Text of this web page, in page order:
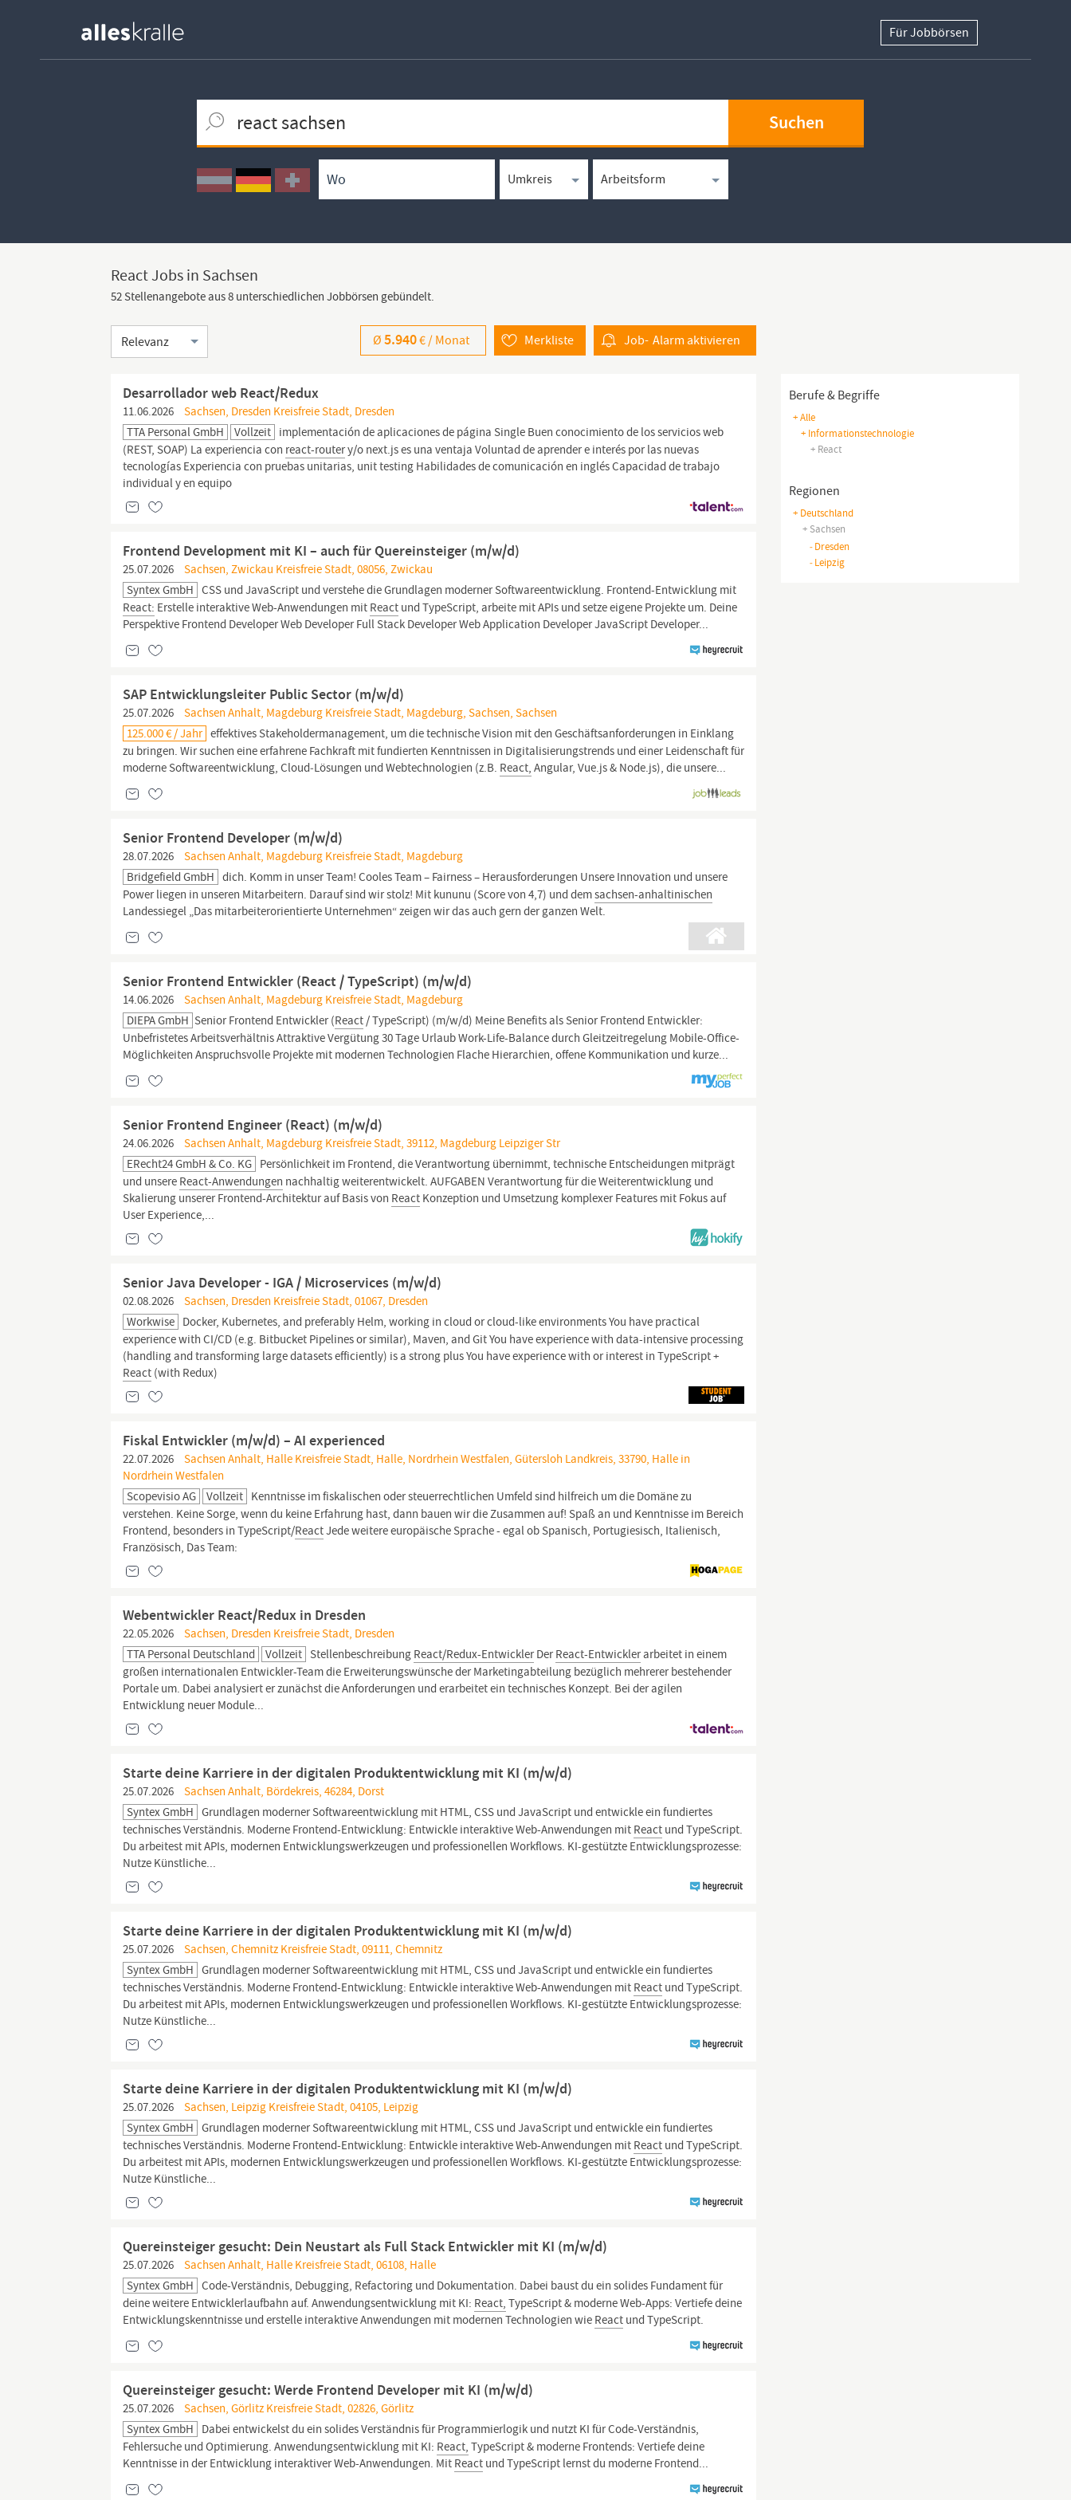
Für Jobbörsen
Ortssuche
Umkreissuche
Arbeitsform
Berufe & Begriffe
+ Alle
+ Informationstechnologie
+ React
Regionen
+ Deutschland
+ Sachsen
-Dresden
-Leipzig
React Jobs in Sachsen
52 Stellenangebote aus 8 unterschiedlichen Jobbörsen gebündelt.
Sortierung Job- Alarmaktivieren
Merkliste
Ø5.940€ / Monat
Desarrollador web React/Redux
11.06.2026
Sachsen, Dresden Kreisfreie Stadt, Dresden
TTA Personal GmbH
Vollzeit implementación de aplicaciones de página Single Buen conocimiento de los servicios web
(REST, SOAP) La experiencia con react-routery/o next.js es una ventaja Voluntad de aprender e interés por las nuevas
tecnologías Experiencia con pruebas unitarias, unit testing Habilidades de comunicación en inglés Capacidad de trabajo
individual y en equipo
Frontend Development mit KI – auch für Quereinsteiger (m/w/d)
25.07.2026
Sachsen, Zwickau Kreisfreie Stadt, 08056, Zwickau
Syntex GmbH CSS und JavaScript und verstehe die Grundlagen moderner Softwareentwicklung. Frontend-Entwicklung mit
React: Erstelle interaktive Web-Anwendungen mit React und TypeScript, arbeite mit APIs und setze eigene Projekte um. Deine
Perspektive Frontend Developer Web Developer Full Stack Developer Web Application Developer JavaScript Developer...
SAP Entwicklungsleiter Public Sector (m/w/d)
25.07.2026
Sachsen Anhalt, Magdeburg Kreisfreie Stadt, Magdeburg, Sachsen, Sachsen
125.000 € / Jahr effektives Stakeholdermanagement, um die technische Vision mit den Geschäftsanforderungen in Einklang
zu bringen. Wir suchen eine erfahrene Fachkraft mit fundierten Kenntnissen in Digitalisierungstrends und einer Leidenschaft für
moderne Softwareentwicklung, Cloud‑Lösungen und Webtechnologien (z.B. React, Angular, Vue.js & Node.js), die unsere...
Senior Frontend Developer (m/w/d)
28.07.2026
Sachsen Anhalt, Magdeburg Kreisfreie Stadt, Magdeburg
Bridgefield GmbH dich. Komm in unser Team! Cooles Team – Fairness – Herausforderungen Unsere Innovation und unsere
Power liegen in unseren Mitarbeitern. Darauf sind wir stolz! Mit kununu (Score von 4,7) und demsachsen-anhaltinischen
Landessiegel „Das mitarbeiterorientierte Unternehmen“ zeigen wir das auch gern der ganzen Welt.
Senior Frontend Entwickler (React / TypeScript) (m/w/d)
14.06.2026
Sachsen Anhalt, Magdeburg Kreisfreie Stadt, Magdeburg
DIEPA GmbH Senior Frontend Entwickler (React/ TypeScript) (m/w/d) Meine Benefits als Senior Frontend Entwickler:
Unbefristetes Arbeitsverhältnis Attraktive Vergütung 30 Tage Urlaub Work-Life-Balance durch Gleitzeitregelung Mobile-Office-
Möglichkeiten Anspruchsvolle Projekte mit modernen Technologien Flache Hierarchien, offene Kommunikation und kurze...
Senior Frontend Engineer (React) (m/w/d)
24.06.2026
Sachsen Anhalt, Magdeburg Kreisfreie Stadt, 39112, Magdeburg Leipziger Str
ERecht24 GmbH & Co. KG Persönlichkeit im Frontend, die Verantwortung übernimmt, technische Entscheidungen mitprägt
und unsere React-Anwendungen nachhaltig weiterentwickelt. AUFGABEN Verantwortung für die Weiterentwicklung und
Skalierung unserer Frontend-Architektur auf Basis von React Konzeption und Umsetzung komplexer Features mit Fokus auf
User Experience,...
Senior Java Developer - IGA / Microservices (m/w/d)
02.08.2026
Sachsen, Dresden Kreisfreie Stadt, 01067, Dresden
Workwise Docker, Kubernetes, and preferably Helm, working in cloud or cloud-like environments You have practical
experience with CI/CD (e.g. Bitbucket Pipelines or similar), Maven, and Git You have experience with data-intensive processing
(handling and transforming large datasets efficiently) is a strong plus You have experience with or interest in TypeScript +
React (with Redux)
Fiskal Entwickler (m/w/d) – AI experienced
22.07.2026
Sachsen Anhalt, Halle Kreisfreie Stadt, Halle, Nordrhein Westfalen, Gütersloh Landkreis, 33790, Halle in
Nordrhein Westfalen
Scopevisio AG
Vollzeit Kenntnisse im fiskalischen oder steuerrechtlichen Umfeld sind hilfreich um die Domäne zu
verstehen. Keine Sorge, wenn du keine Erfahrung hast, dann bauen wir die Zusammen auf! Spaß an und Kenntnisse im Bereich
Frontend, besonders in TypeScript/ReactJede weitere europäische Sprache - egal ob Spanisch, Portugiesisch, Italienisch,
Französisch, Das Team:
Webentwickler React/Redux in Dresden
22.05.2026
Sachsen, Dresden Kreisfreie Stadt, Dresden
TTA Personal Deutschland
Vollzeit Stellenbeschreibung React/Redux-EntwicklerDerReact-Entwicklerarbeitet in einem
großen internationalen Entwickler-Team die Erweiterungswünsche der Marketingabteilung bezüglich mehrerer bestehender
Portale um. Dabei analysiert er zunächst die Anforderungen und erarbeitet ein technisches Konzept. Bei der agilen
Entwicklung neuer Module...
Starte deine Karriere in der digitalen Produktentwicklung mit KI (m/w/d)
25.07.2026
Sachsen Anhalt, Bördekreis, 46284, Dorst
Syntex GmbH Grundlagen moderner Softwareentwicklung mit HTML, CSS und JavaScript und entwickle ein fundiertes
technisches Verständnis. Moderne Frontend-Entwicklung: Entwickle interaktive Web-Anwendungen mit React und TypeScript.
Du arbeitest mit APIs, modernen Entwicklungswerkzeugen und professionellen Workflows. KI-gestützte Entwicklungsprozesse:
Nutze Künstliche...
Starte deine Karriere in der digitalen Produktentwicklung mit KI (m/w/d)
25.07.2026
Sachsen, Chemnitz Kreisfreie Stadt, 09111, Chemnitz
Syntex GmbH Grundlagen moderner Softwareentwicklung mit HTML, CSS und JavaScript und entwickle ein fundiertes
technisches Verständnis. Moderne Frontend-Entwicklung: Entwickle interaktive Web-Anwendungen mit React und TypeScript.
Du arbeitest mit APIs, modernen Entwicklungswerkzeugen und professionellen Workflows. KI-gestützte Entwicklungsprozesse:
Nutze Künstliche...
Starte deine Karriere in der digitalen Produktentwicklung mit KI (m/w/d)
25.07.2026
Sachsen, Leipzig Kreisfreie Stadt, 04105, Leipzig
Syntex GmbH Grundlagen moderner Softwareentwicklung mit HTML, CSS und JavaScript und entwickle ein fundiertes
technisches Verständnis. Moderne Frontend-Entwicklung: Entwickle interaktive Web-Anwendungen mit React und TypeScript.
Du arbeitest mit APIs, modernen Entwicklungswerkzeugen und professionellen Workflows. KI-gestützte Entwicklungsprozesse:
Nutze Künstliche...
Quereinsteiger gesucht: Dein Neustart als Full Stack Entwickler mit KI (m/w/d)
25.07.2026
Sachsen Anhalt, Halle Kreisfreie Stadt, 06108, Halle
Syntex GmbH Code-Verständnis, Debugging, Refactoring und Dokumentation. Dabei baust du ein solides Fundament für
deine weitere Entwicklerlaufbahn auf. Anwendungsentwicklung mit KI: React, TypeScript & moderne Web-Apps: Vertiefe deine
Entwicklungskenntnisse und erstelle interaktive Anwendungen mit modernen Technologien wie React und TypeScript.
Quereinsteiger gesucht: Werde Frontend Developer mit KI (m/w/d)
25.07.2026
Sachsen, Görlitz Kreisfreie Stadt, 02826, Görlitz
Syntex GmbH Dabei entwickelst du ein solides Verständnis für Programmierlogik und nutzt KI für Code-Verständnis,
Fehlersuche und Optimierung. Anwendungsentwicklung mit KI: React, TypeScript & moderne Frontends: Vertiefe deine
Kenntnisse in der Entwicklung interaktiver Web-Anwendungen. Mit React und TypeScript lernst du moderne Frontend...